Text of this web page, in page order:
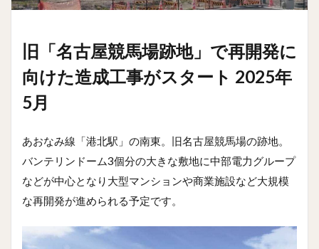
旧「名古屋競馬場跡地」で再開発に
向けた造成工事がスタート 2025年
5月
あおなみ線「港北駅」の南東。旧名古屋競馬場の跡地。
バンテリンドーム3個分の大きな敷地に中部電力グループ
などが中心となり大型マンションや商業施設など大規模
な再開発が進められる予定です。